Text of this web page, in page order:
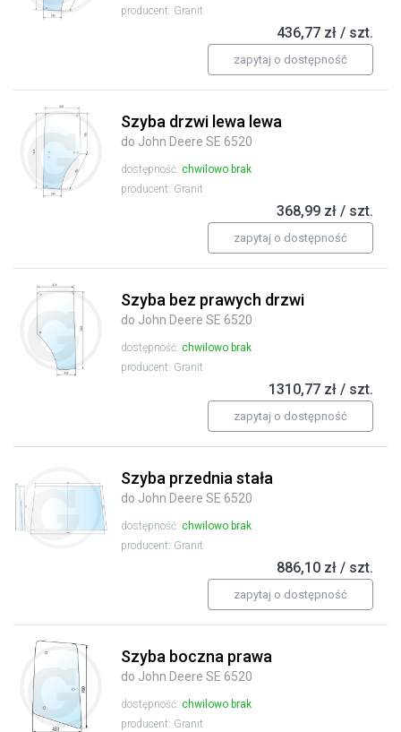
producent: Granit
436,77 zł / szt.
zapytaj o dostępność
Szyba drzwi lewa lewa
do John Deere SE 6520
dostępność: chwilowo brak
producent: Granit
368,99 zł / szt.
zapytaj o dostępność
Szyba bez prawych drzwi
do John Deere SE 6520
dostępność: chwilowo brak
producent: Granit
1310,77 zł / szt.
zapytaj o dostępność
Szyba przednia stała
do John Deere SE 6520
dostępność: chwilowo brak
producent: Granit
886,10 zł / szt.
zapytaj o dostępność
Szyba boczna prawa
do John Deere SE 6520
dostępność: chwilowo brak
producent: Granit